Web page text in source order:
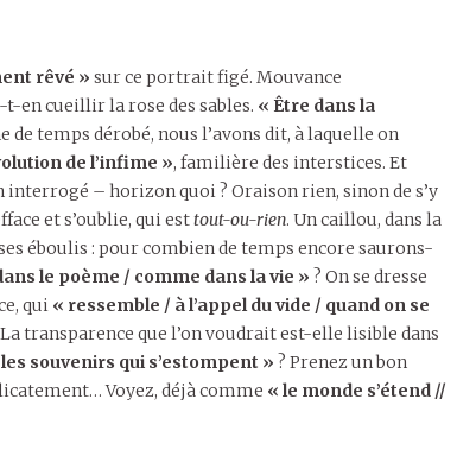
rêvé » sur ce portrait figé. Mouvance
en cueillir la rose des sables. « Être dans la
de temps dérobé, nous l’avons dit, à laquelle on
de l’infime », familière des interstices. Et
– horizon quoi ? Oraison rien, sinon de s’y
et s’oublie, qui esttout-ou-rien. Un caillou, dans la
éboulis : pour combien de temps encore saurons-
le poème / comme dans la vie » ? On se dresse
qui « ressemble / à l’appel du vide / quand on se
transparence que l’on voudrait est-elle lisible dans
souvenirs qui s’estompent » ? Prenez un bon
Voyez, déjà comme « le monde s’étend //